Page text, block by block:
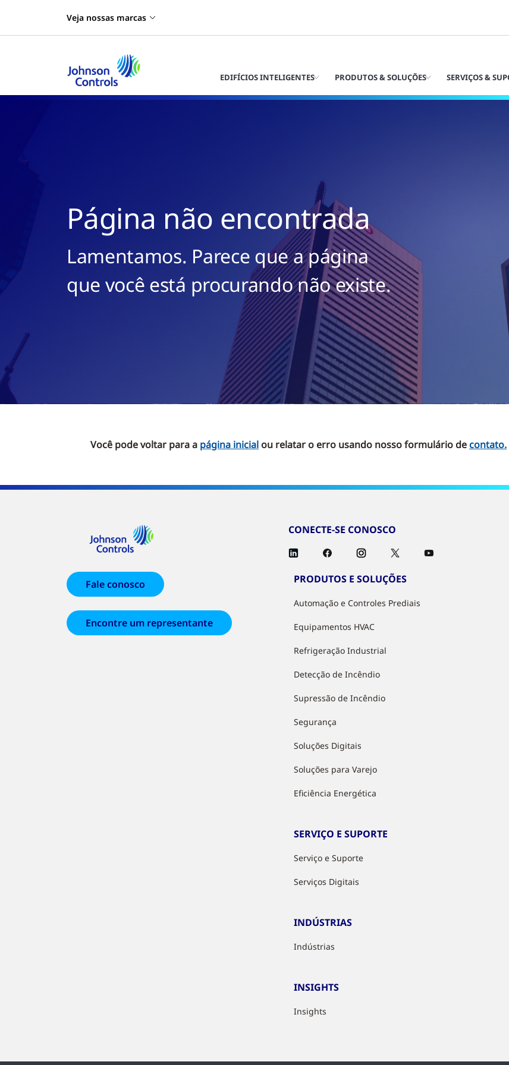
Veja nossas marcas
EDIFÍCIOS INTELIGENTES PRODUTOS & SOLUÇÕES SERVIÇOS &
Página não encontrada
Lamentamos. Parece que a página
que você está procurando não existe.
Você pode voltar para a página inicial ou relatar o erro usando nosso formulário decontato.
CONECTE-SE CONOSCO
Fale conosco
Encontre um representante
PRODUTOS E SOLUÇÕES
Automação e Controles Prediais
Equipamentos HVAC
Refrigeração Industrial
Detecção de Incêndio
Supressão de Incêndio
Segurança
Soluções Digitais
Soluções para Varejo
Eficiência Energética
SERVIÇO E SUPORTE
Serviço e Suporte
Serviços Digitais
INDÚSTRIAS
Indústrias
INSIGHTS
Insights